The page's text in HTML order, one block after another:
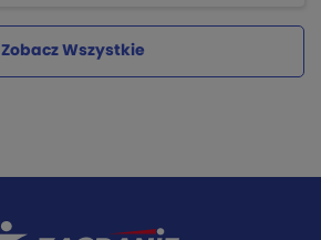
Zobacz Wszystkie